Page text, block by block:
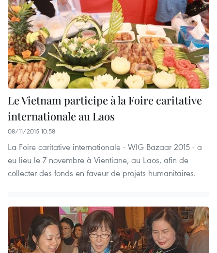
Le Vietnam participe à la Foire caritative
internationale au Laos
08/11/2015 10:58
La Foire caritative internationale - WIG Bazaar 2015 - a
eu lieu le 7 novembre à Vientiane, au Laos, afin de
collecter des fonds en faveur de projets humanitaires.